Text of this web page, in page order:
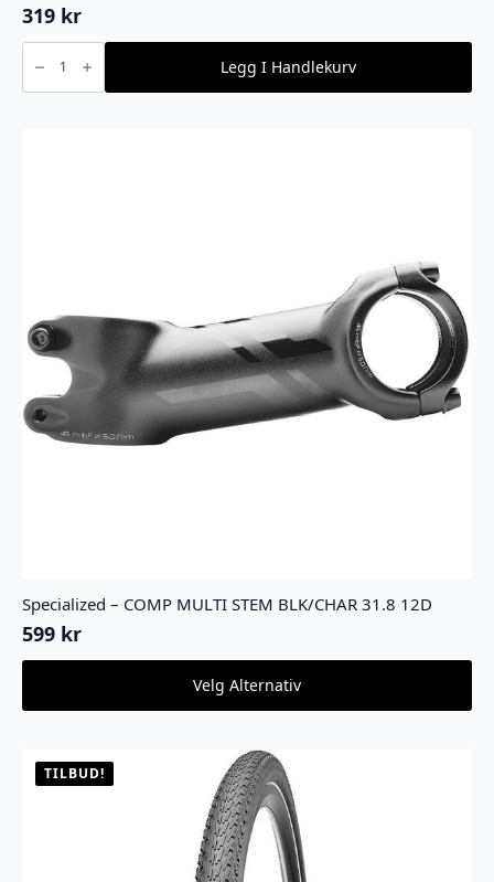
319 kr
SHIMANO
ALTUS
Navgir
Legg I Handlekurv
Specialized – COMP MULTI STEM BLK/CHAR 31.8 12D
599 kr
Velg Alternativ
har
Alternativene
TILBUD!